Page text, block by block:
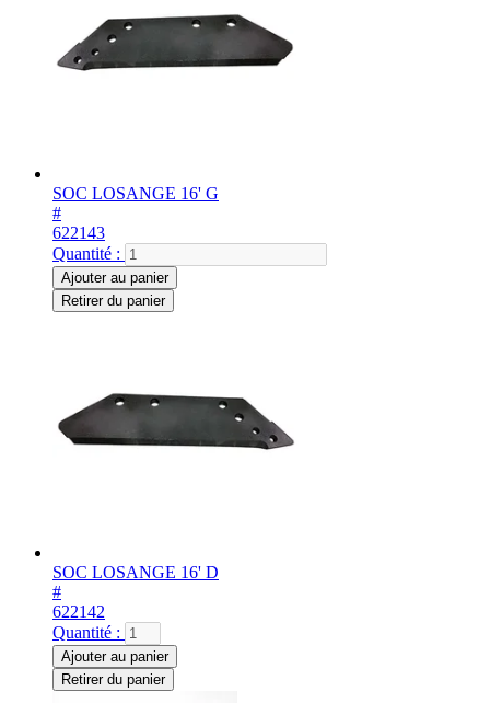
SOC LOSANGE 16' G
#
622143
Quantité :
Ajouter au panier
Retirer du panier
SOC LOSANGE 16' D
#
622142
Quantité :
Ajouter au panier
Retirer du panier